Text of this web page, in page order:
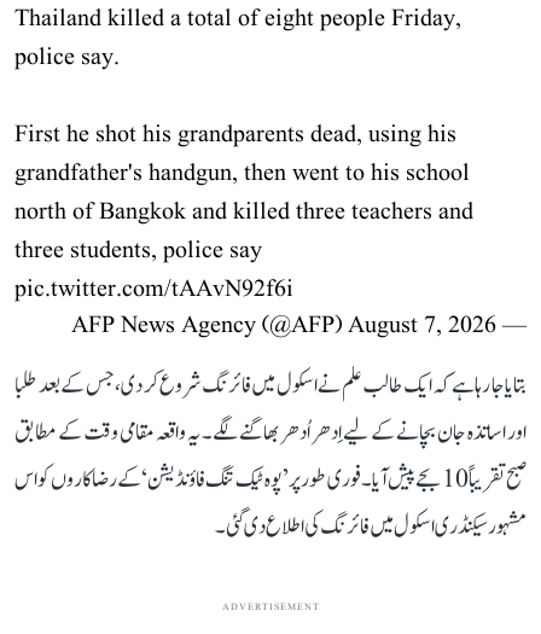
Thailand killed a total of eight people Friday,
police say.
First he shot his grandparents dead, using his
grandfather's handgun, then went to his school
north of Bangkok and killed three teachers and
three students, police say
pic.twitter.com/tAAvN92f6i
— AFP News Agency (@AFP)
August 7, 2026
بتایا جا رہا ہے کہ ایک طالب علم نے اسکول میں فائرنگ شروع کر دی، جس کے بعد طلبا
اور اساتذہ جان بچانے کے لیے اِدھر اُدھر بھاگنے لگے۔ یہ واقعہ مقامی وقت کے مطابق
صبح تقریباً 10 بجے پیش آیا۔ فوری طور پر ’پوہ ٹیک تنگ فاؤنڈیشن‘ کے رضاکاروں کو اس
مشہور سیکنڈری اسکول میں فائرنگ کی اطلاع دی گئی۔
ADVERTISEMENT